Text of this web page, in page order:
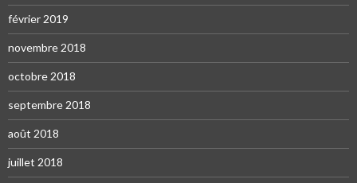
février 2019
novembre 2018
octobre 2018
septembre 2018
août 2018
juillet 2018